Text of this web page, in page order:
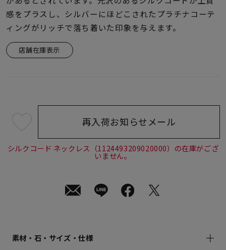
レディース
リングサイズ
～
価格 ¥0
感をプラスし、シルバーにほどこされたプラチナコーテ
ィングがリッチで落ち着いた印象を与えます。
店舗在庫表示
¥15,400 (tax
in)
再入荷お知らせメール
シルクコード ネックレス（1124493209020000）の在庫がござ
いません。
素材・石・サイズ・仕様